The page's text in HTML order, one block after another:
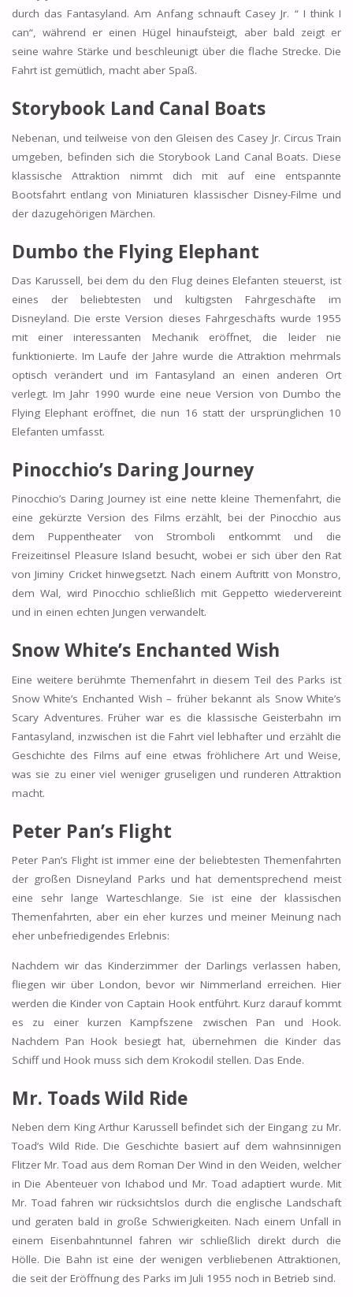
durch das Fantasyland. Am Anfang schnauft Casey Jr. “ I think I
can“, während er einen Hügel hinaufsteigt, aber bald zeigt er
seine wahre Stärke und beschleunigt über die flache Strecke. Die
Fahrt ist gemütlich, macht aber Spaß.
Storybook Land Canal Boats
Nebenan, und teilweise von den Gleisen des Casey Jr. Circus Train
umgeben, befinden sich die Storybook Land Canal Boats. Diese
klassische Attraktion nimmt dich mit auf eine entspannte
Bootsfahrt entlang von Miniaturen klassischer Disney-Filme und
der dazugehörigen Märchen.
Dumbo the Flying Elephant
Das Karussell, bei dem du den Flug deines Elefanten steuerst, ist
eines der beliebtesten und kultigsten Fahrgeschäfte im
Disneyland. Die erste Version dieses Fahrgeschäfts wurde 1955
mit einer interessanten Mechanik eröffnet, die leider nie
funktionierte. Im Laufe der Jahre wurde die Attraktion mehrmals
optisch verändert und im Fantasyland an einen anderen Ort
verlegt. Im Jahr 1990 wurde eine neue Version von Dumbo the
Flying Elephant eröffnet, die nun 16 statt der ursprünglichen 10
Elefanten umfasst.
Pinocchio’s Daring Journey
Pinocchio’s Daring Journey ist eine nette kleine Themenfahrt, die
eine gekürzte Version des Films erzählt, bei der Pinocchio aus
dem Puppentheater von Stromboli entkommt und die
Freizeitinsel Pleasure Island besucht, wobei er sich über den Rat
von Jiminy Cricket hinwegsetzt. Nach einem Auftritt von Monstro,
dem Wal, wird Pinocchio schließlich mit Geppetto wiedervereint
und in einen echten Jungen verwandelt.
Snow White’s Enchanted Wish
Eine weitere berühmte Themenfahrt in diesem Teil des Parks ist
Snow White’s Enchanted Wish – früher bekannt als Snow White’s
Scary Adventures. Früher war es die klassische Geisterbahn im
Fantasyland, inzwischen ist die Fahrt viel lebhafter und erzählt die
Geschichte des Films auf eine etwas fröhlichere Art und Weise,
was sie zu einer viel weniger gruseligen und runderen Attraktion
macht.
Peter Pan’s Flight
Peter Pan’s Flight ist immer eine der beliebtesten Themenfahrten
der großen Disneyland Parks und hat dementsprechend meist
eine sehr lange Warteschlange. Sie ist eine der klassischen
Themenfahrten, aber ein eher kurzes und meiner Meinung nach
eher unbefriedigendes Erlebnis:
Nachdem wir das Kinderzimmer der Darlings verlassen haben,
fliegen wir über London, bevor wir Nimmerland erreichen. Hier
werden die Kinder von Captain Hook entführt. Kurz darauf kommt
es zu einer kurzen Kampfszene zwischen Pan und Hook.
Nachdem Pan Hook besiegt hat, übernehmen die Kinder das
Schiff und Hook muss sich dem Krokodil stellen. Das Ende.
Mr. Toads Wild Ride
Neben dem King Arthur Karussell befindet sich der Eingang zu Mr.
Toad’s Wild Ride. Die Geschichte basiert auf dem wahnsinnigen
Flitzer Mr. Toad aus dem Roman Der Wind in den Weiden, welcher
in Die Abenteuer von Ichabod und Mr. Toad adaptiert wurde. Mit
Mr. Toad fahren wir rücksichtslos durch die englische Landschaft
und geraten bald in große Schwierigkeiten. Nach einem Unfall in
einem Eisenbahntunnel fahren wir schließlich direkt durch die
Hölle. Die Bahn ist eine der wenigen verbliebenen Attraktionen,
die seit der Eröffnung des Parks im Juli 1955 noch in Betrieb sind.